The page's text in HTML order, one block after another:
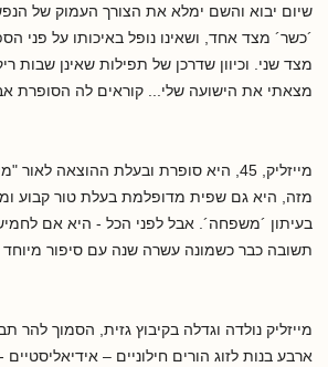
שיום יבוא והשם ימלא את הצורך העמוק של
´כשר´ מצד אחד, ושאינו נופל באיכותו על פני
מצד שני. וכיוון שדרכן של תפילות שאינן שבות
מצאתי את הישועה שלי... קוראים לה הסופרת
מייזליק, 45, היא סופרת ובעלת ההוצאה
מזה, היא גם שפית מדופלמת בעלת טור קבוע
בעיתון ´משפחה´. אבל לפני הכל - היא אם
תשובה כבר כשמונה עשרה שנה עם סיפור
מייזליק נולדה וגדלה בקיבוץ גזית, הסמוך להר
ארבע בנות לזוג הורים חילוניים –